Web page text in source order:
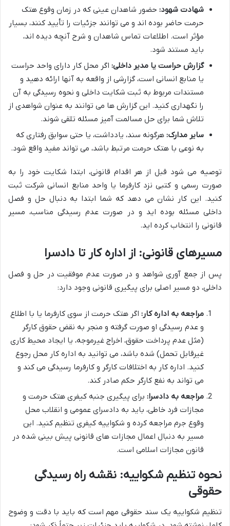
شهادت شهود: حضور شاهدان عینی که در زمان وقوع هتک
حرمت حاضر بوده اند و می توانند جزئیات را تأیید کنند، بسیار
مؤثر است. اطلاعات تماس شاهدان و شرح آنچه دیده اند،
باید مستند شود.
گزارش حراست یا مدیر داخلی: اگر محل کار دارای واحد حراست
یا منابع انسانی است، گزارشی از واقعه به آنها ارائه دهید و
مستندات مربوط به ثبت شکایت داخلی و نحوه رسیدگی به آن
را نگهداری کنید. این گزارش ها می توانند به عنوان شواهدی از
تلاش شما برای حل مسالمت آمیز مسئله تلقی شوند.
سایر مدارک: هرگونه سند، یادداشت، یا حتی سوابق رفتاری که
به نوعی با هتک حرمت مرتبط باشد، می تواند مفید واقع شود.
توصیه می شود قبل از هر اقدام قانونی، ابتدا شکایت خود را به
صورت رسمی و کتبی نزد کارفرما یا واحد منابع انسانی شرکت ثبت
کنید. این کار نشان می دهد که شما ابتدا به دنبال حل و فصل
داخلی مسئله بوده اید و در صورت عدم رسیدگی مناسب، مسیر
قانونی را انتخاب کرده اید.
مسیرهای قانونی: از اداره کار تا دادسرا
پس از جمع آوری شواهد و در صورت عدم موفقیت در حل و فصل
داخلی، دو مسیر اصلی برای پیگیری قانونی وجود دارد:
مراجعه به اداره کار: اگر هتک حرمت از سوی کارفرما یا با اطلاع
و عدم رسیدگی او صورت گرفته و منجر به نقض حقوق کارگر
(مثل عدم پرداخت حقوق، اخراج غیرموجه، یا ایجاد محیط کاری
غیرقابل تحمل) شده باشد، می توانید به اداره کار محل رجوع
کنید. اداره کار به اختلافات کارگر و کارفرما رسیدگی می کند و
می تواند به نفع کارگر حکم صادر کند.
مراجعه به دادسرا: برای پیگیری جنبه کیفری هتک حرمت و
مجازات فرد خاطی، باید به دادسرای عمومی و انقلاب محل
وقوع جرم مراجعه کرده و شکواییه کیفری تنظیم کنید. این
مسیر به دنبال اعمال مجازات های قانونی پیش بینی شده در
قانون مجازات اسلامی است.
نحوه تنظیم شکواییه: نقشه راه رسیدگی
حقوقی
تنظیم شکواییه یک سند حقوقی مهم است که باید با دقت و وضوح